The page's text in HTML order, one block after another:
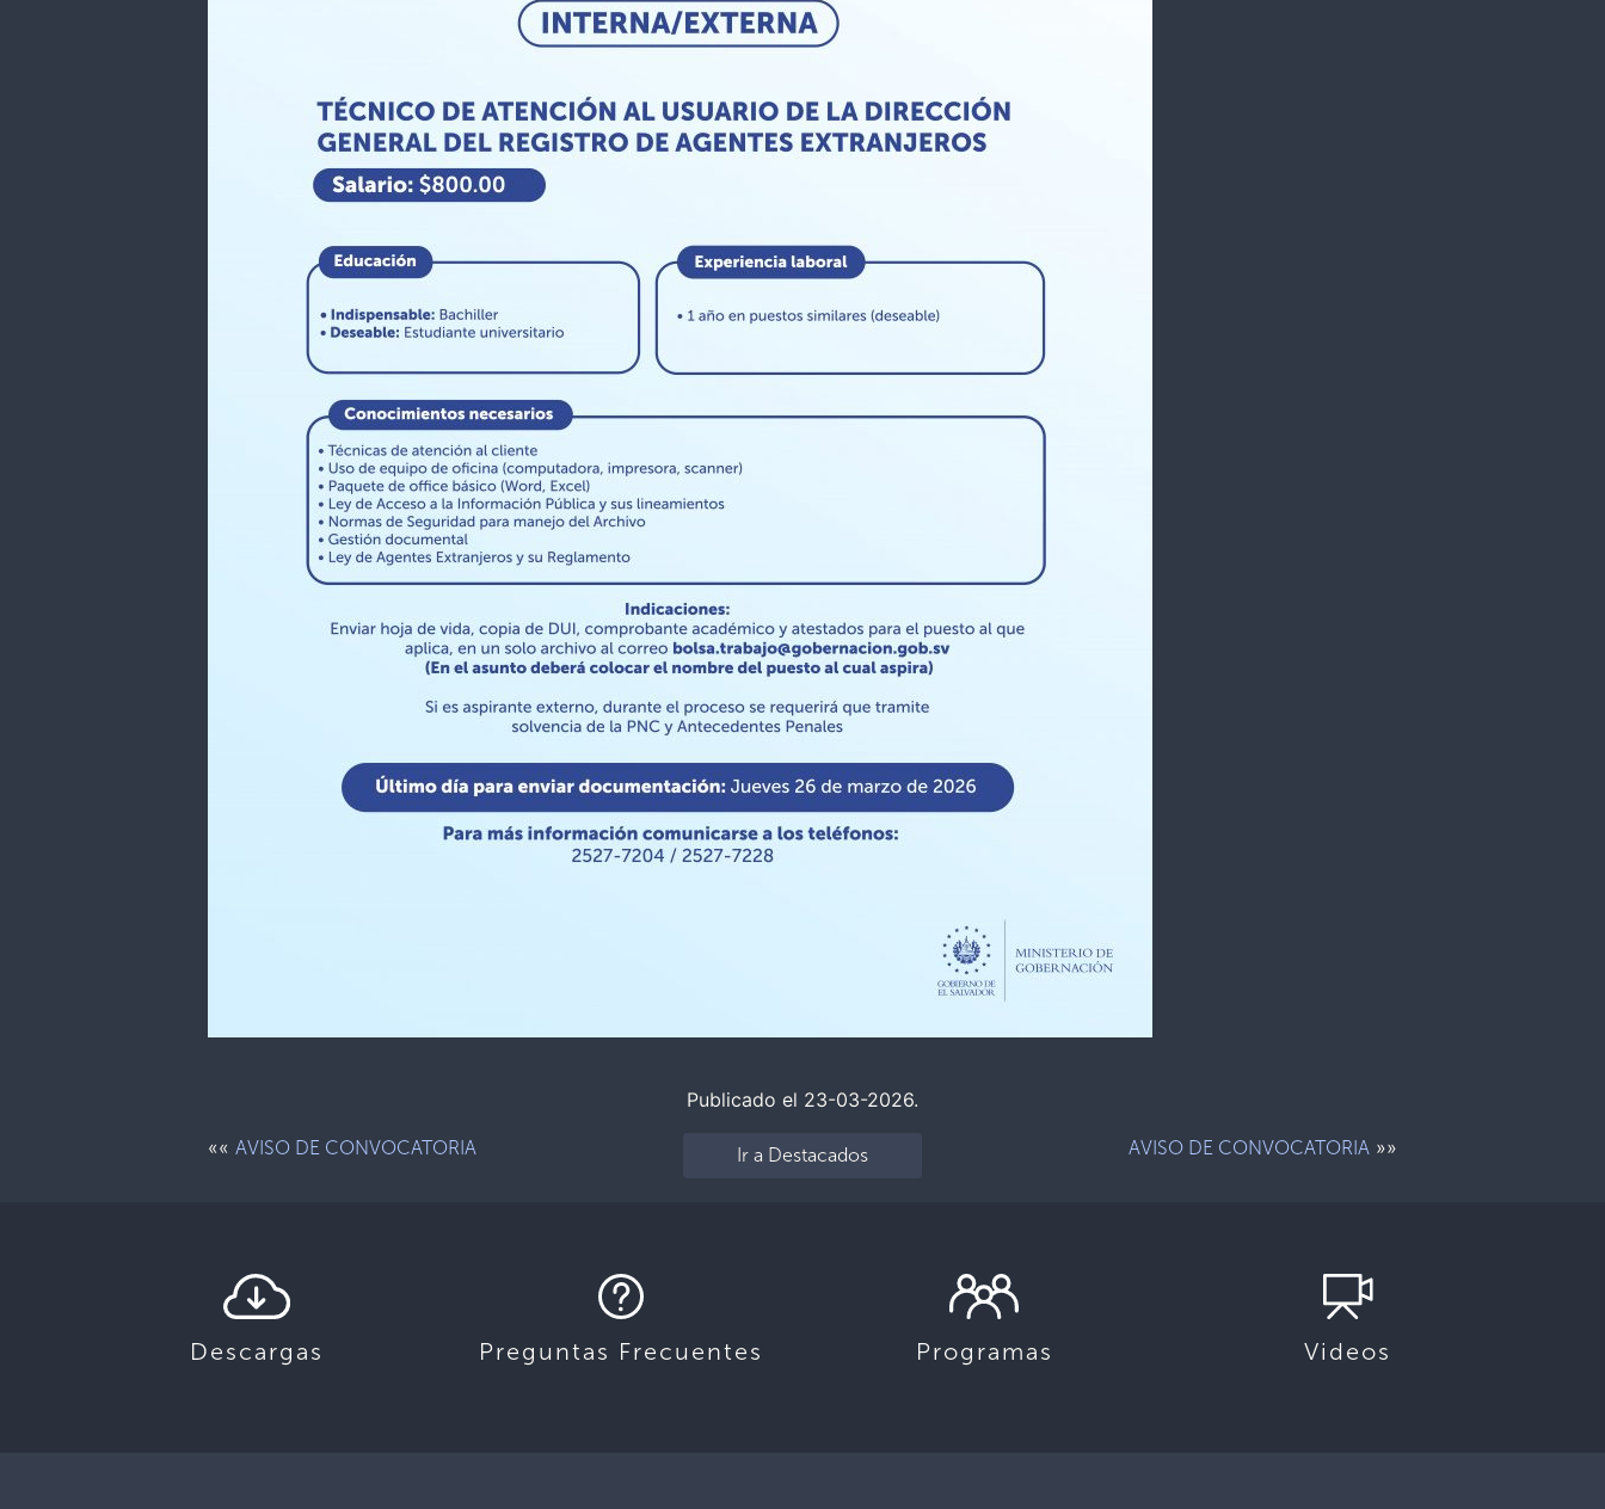
Publicado el 23-03-2026.
««AVISO DE CONVOCATORIA Ir a Destacados AVISO DE CONVOCATORIA»»
Descargas Preguntas Frecuentes Programas Videos